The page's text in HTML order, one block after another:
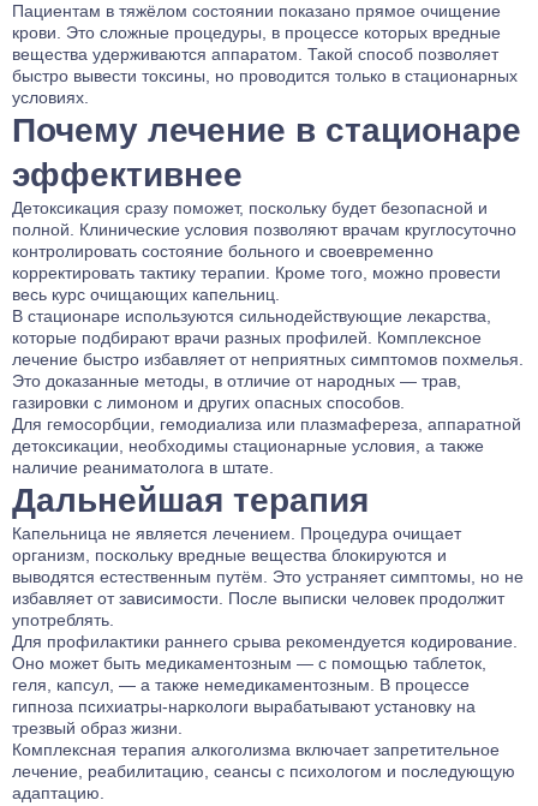
Пациентам в тяжёлом состоянии показано прямое очищение
крови. Это сложные процедуры, в процессе которых вредные
вещества удерживаются аппаратом. Такой способ позволяет
быстро вывести токсины, но проводится только в стационарных
условиях.
Почему лечение в стационаре
эффективнее
Детоксикация сразу поможет, поскольку будет безопасной и
полной. Клинические условия позволяют врачам круглосуточно
контролировать состояние больного и своевременно
корректировать тактику терапии. Кроме того, можно провести
весь курс очищающих капельниц.
В стационаре используются сильнодействующие лекарства,
которые подбирают врачи разных профилей. Комплексное
лечение быстро избавляет от неприятных симптомов похмелья.
Это доказанные методы, в отличие от народных — трав,
газировки с лимоном и других опасных способов.
Для гемосорбции, гемодиализа или плазмафереза, аппаратной
детоксикации, необходимы стационарные условия, а также
наличие реаниматолога в штате.
Дальнейшая терапия
Капельница не является лечением. Процедура очищает
организм, поскольку вредные вещества блокируются и
выводятся естественным путём. Это устраняет симптомы, но не
избавляет от зависимости. После выписки человек продолжит
употреблять.
Для профилактики раннего срыва рекомендуется кодирование.
Оно может быть медикаментозным — с помощью таблеток,
геля, капсул, — а также немедикаментозным. В процессе
гипноза психиатры-наркологи вырабатывают установку на
трезвый образ жизни.
Комплексная терапия алкоголизма включает запретительное
лечение, реабилитацию, сеансы с психологом и последующую
адаптацию.